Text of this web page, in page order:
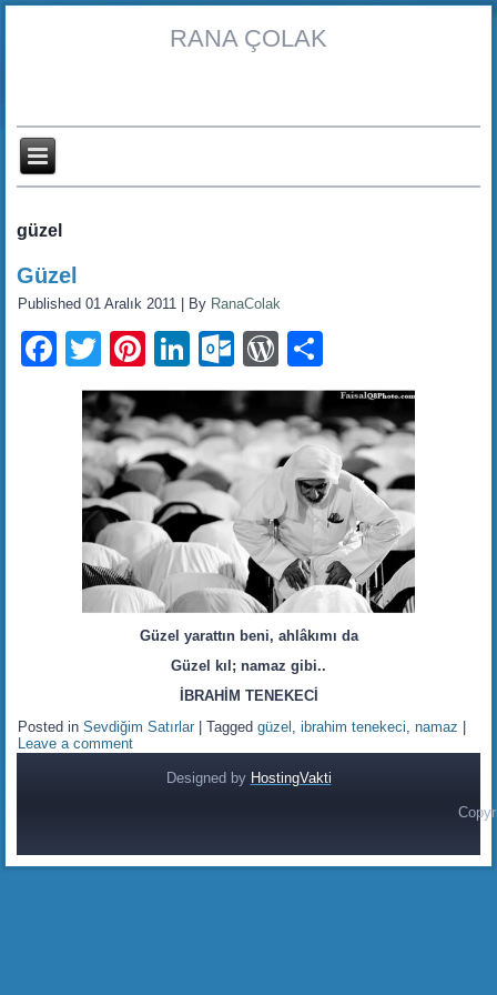
RANA ÇOLAK
güzel
Güzel
Published 01 Aralık 2011 By RanaColak
Facebook
TwitterPinterest
LinkedIn
Outlook.com
WordPress
Güzel yarattın beni, ahlâkımı da
Güzel kıl; namaz gibi..
İBRAHİM TENEKECİ
Posted in Sevdiğim Satırlar |Tagged güzel ,ibrahim tenekeci,namaz
Leave a comment
Designed by HostingVakti